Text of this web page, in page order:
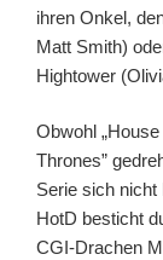
ihren Onkel,
Matt Smith)
Hightower
Obwohl
Thrones”
Serie sich
HotD besticht
CGI-Drachen